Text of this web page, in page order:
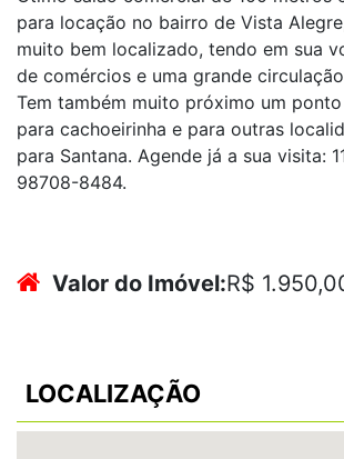
para locação no bairro de Vista
muito bem localizado, tendo em sua
de comércios e uma grande
Tem também muito próximo um
para cachoeirinha e para outras
para Santana. Agende já a sua visita:
98708-8484.
Valor do Imóvel:R$
LOCALIZAÇÃO